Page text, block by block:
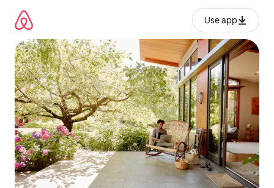
përmbajtja
Use app